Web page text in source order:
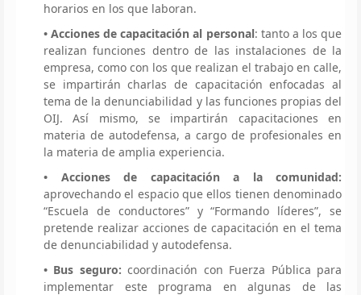
horarios en los que laboran.
• Acciones de capacitación al personal: tanto a los que
realizan funciones dentro de las instalaciones de la
empresa, como con los que realizan el trabajo en calle,
se impartirán charlas de capacitación enfocadas al
tema de la denunciabilidad y las funciones propias del
OIJ. Así mismo, se impartirán capacitaciones en
materia de autodefensa, a cargo de profesionales en
la materia de amplia experiencia.
• Acciones de capacitación a la comunidad:
aprovechando el espacio que ellos tienen denominado
“Escuela de conductores” y “Formando líderes”, se
pretende realizar acciones de capacitación en el tema
de denunciabilidad y autodefensa.
• Bus seguro: coordinación con Fuerza Pública para
implementar este programa en algunas de las